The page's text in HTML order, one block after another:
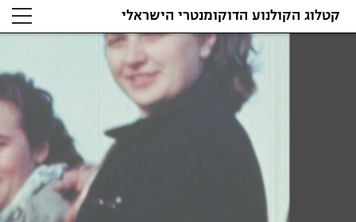
קטלוג הקולנוע הדוקומנטרי הישראלי